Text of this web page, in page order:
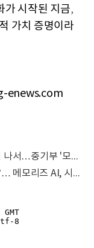
가 시작된 지금,
가치 증명이라
enews.com
퀄컴, 글로벌 이어 국내 AI 스타트업 지원 나서…중기부 '모두의 챌린지 AX' 참가
엔비디아·퀄컴이 점찍은 ‘기억하는 로봇’… 메모리즈 AI, 시각 지능 표준 정조준